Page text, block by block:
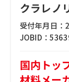
クラレノ
受付年月日：
JOBID：
国内トッ